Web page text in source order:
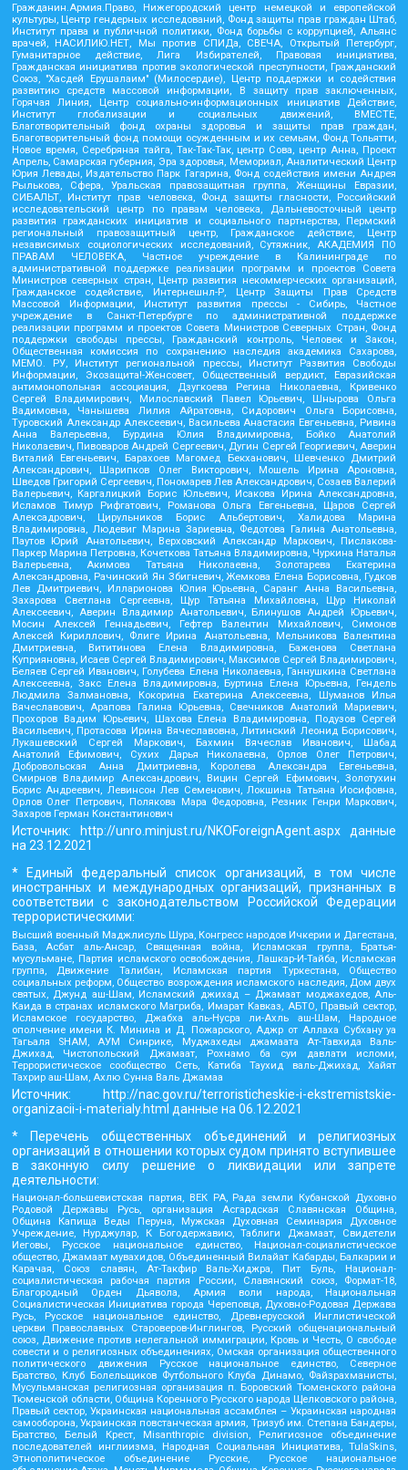
Гражданин.Армия.Право, Нижегородский центр немецкой и европейской
культуры, Центр гендерных исследований, Фонд защиты прав граждан Штаб,
Институт права и публичной политики, Фонд борьбы с коррупцией, Альянс
врачей, НАСИЛИЮ.НЕТ, Мы против СПИДа, СВЕЧА, Открытый Петербург,
Гуманитарное действие, Лига Избирателей, Правовая инициатива,
Гражданская инициатива против экологической преступности, Гражданский
Союз, "Хасдей Ерушалаим" (Милосердие), Центр поддержки и содействия
развитию средств массовой информации, В защиту прав заключенных,
Горячая Линия, Центр социально-информационных инициатив Действие,
Институт глобализации и социальных движений, ВМЕСТЕ,
Благотворительный фонд охраны здоровья и защиты прав граждан,
Благотворительный фонд помощи осужденным и их семьям, Фонд Тольятти,
Новое время, Серебряная тайга, Так-Так-Так, центр Сова, центр Анна, Проект
Апрель, Самарская губерния, Эра здоровья, Мемориал, Аналитический Центр
Юрия Левады, Издательство Парк Гагарина, Фонд содействия имени Андрея
Рылькова, Сфера, Уральская правозащитная группа, Женщины Евразии,
СИБАЛЬТ, Институт прав человека, Фонд защиты гласности, Российский
исследовательский центр по правам человека, Дальневосточный центр
развития гражданских инициатив и социального партнерства, Пермский
региональный правозащитный центр, Гражданское действие, Центр
независимых социологических исследований, Сутяжник, АКАДЕМИЯ ПО
ПРАВАМ ЧЕЛОВЕКА, Частное учреждение в Калининграде по
административной поддержке реализации программ и проектов Совета
Министров северных стран, Центр развития некоммерческих организаций,
Гражданское содействие, Интернешнл-Р, Центр Защиты Прав Средств
Массовой Информации, Институт развития прессы - Сибирь, Частное
учреждение в Санкт-Петербурге по административной поддержке
реализации программ и проектов Совета Министров Северных Стран, Фонд
поддержки свободы прессы, Гражданский контроль, Человек и Закон,
Общественная комиссия по сохранению наследия академика Сахарова,
МЕМО. РУ, Институт региональной прессы, Институт Развития Свободы
Информации, Экозащита!-Женсовет, Общественный вердикт, Евразийская
антимонопольная ассоциация, Дзугкоева Регина Николаевна, Кривенко
Сергей Владимирович, Милославский Павел Юрьевич, Шнырова Ольга
Вадимовна, Чанышева Лилия Айратовна, Сидорович Ольга Борисовна,
Туровский Александр Алексеевич, Васильева Анастасия Евгеньевна, Ривина
Анна Валерьевна, Бурдина Юлия Владимировна, Бойко Анатолий
Николаевич, Пивоваров Андрей Сергеевич, Дугин Сергей Георгиевич, Аверин
Виталий Евгеньевич, Барахоев Магомед Бекханович, Шевченко Дмитрий
Александрович, Шарипков Олег Викторович, Мошель Ирина Ароновна,
Шведов Григорий Сергеевич, Пономарев Лев Александрович, Созаев Валерий
Валерьевич, Каргалицкий Борис Юльевич, Исакова Ирина Александровна,
Исламов Тимур Рифгатович, Романова Ольга Евгеньевна, Щаров Сергей
Алексадрович, Цирульников Борис Альбертович, Халидова Марина
Владимировна, Людевиг Марина Зариевна, Федотова Галина Анатольевна,
Паутов Юрий Анатольевич, Верховский Александр Маркович, Пислакова-
Паркер Марина Петровна, Кочеткова Татьяна Владимировна, Чуркина Наталья
Валерьевна, Акимова Татьяна Николаевна, Золотарева Екатерина
Александровна, Рачинский Ян Збигневич, Жемкова Елена Борисовна, Гудков
Лев Дмитриевич, Илларионова Юлия Юрьевна, Саранг Анна Васильевна,
Захарова Светлана Сергеевна, Щур Татьяна Михайловна, Щур Николай
Алексеевич, Аверин Владимир Анатольевич, Блинушов Андрей Юрьевич,
Мосин Алексей Геннадьевич, Гефтер Валентин Михайлович, Симонов
Алексей Кириллович, Флиге Ирина Анатольевна, Мельникова Валентина
Дмитриевна, Вититинова Елена Владимировна, Баженова Светлана
Куприяновна, Исаев Сергей Владимирович, Максимов Сергей Владимирович,
Беляев Сергей Иванович, Голубева Елена Николаевна, Ганнушкина Светлана
Алексеевна, Закс Елена Владимировна, Буртина Елена Юрьевна, Гендель
Людмила Залмановна, Кокорина Екатерина Алексеевна, Шуманов Илья
Вячеславович, Арапова Галина Юрьевна, Свечников Анатолий Мариевич,
Прохоров Вадим Юрьевич, Шахова Елена Владимировна, Подузов Сергей
Васильевич, Протасова Ирина Вячеславовна, Литинский Леонид Борисович,
Лукашевский Сергей Маркович, Бахмин Вячеслав Иванович, Шабад
Анатолий Ефимович, Сухих Дарья Николаевна, Орлов Олег Петрович,
Добровольская Анна Дмитриевна, Королева Александра Евгеньевна,
Смирнов Владимир Александрович, Вицин Сергей Ефимович, Золотухин
Борис Андреевич, Левинсон Лев Семенович, Локшина Татьяна Иосифовна,
Орлов Олег Петрович, Полякова Мара Федоровна, Резник Генри Маркович,
Захаров Герман Константинович
Источник: http://unro.minjust.ru/NKOForeignAgent.aspx данные
на 23.12.2021
* Единый федеральный список организаций, в том числе
иностранных и международных организаций, признанных в
соответствии с законодательством Российской Федерации
террористическими:
Высший военный Маджлисуль Шура, Конгресс народов Ичкерии и Дагестана,
База, Асбат аль-Ансар, Священная война, Исламская группа, Братья-
мусульмане, Партия исламского освобождения, Лашкар-И-Тайба, Исламская
группа, Движение Талибан, Исламская партия Туркестана, Общество
социальных реформ, Общество возрождения исламского наследия, Дом двух
святых, Джунд аш-Шам, Исламский джихад – Джамаат моджахедов, Аль-
Каида в странах исламского Магриба, Имарат Кавказ, АБТО, Правый сектор,
Исламское государство, Джабха аль-Нусра ли-Ахль аш-Шам, Народное
ополчение имени К. Минина и Д. Пожарского, Аджр от Аллаха Субхану уа
Тагьаля SHAM, АУМ Синрике, Муджахеды джамаата Ат-Тавхида Валь-
Джихад, Чистопольский Джамаат, Рохнамо ба суи давлати исломи,
Террористическое сообщество Сеть, Катиба Таухид валь-Джихад, Хайят
Тахрир аш-Шам, Ахлю Сунна Валь Джамаа
Источник: http://nac.gov.ru/terroristicheskie-i-ekstremistskie-
organizacii-i-materialy.html данные на 06.12.2021
* Перечень общественных объединений и религиозных
организаций в отношении которых судом принято вступившее
в законную силу решение о ликвидации или запрете
деятельности:
Национал-большевистская партия, ВЕК РА, Рада земли Кубанской Духовно
Родовой Державы Русь, организация Асгардская Славянская Община,
Община Капища Веды Перуна, Мужская Духовная Семинария Духовное
Учреждение, Нурджулар, К Богодержавию, Таблиги Джамаат, Свидетели
Иеговы, Русское национальное единство, Национал-социалистическое
общество, Джамаат мувахидов, Объединенный Вилайат Кабарды, Балкарии и
Карачая, Союз славян, Ат-Такфир Валь-Хиджра, Пит Буль, Национал-
социалистическая рабочая партия России, Славянский союз, Формат-18,
Благородный Орден Дьявола, Армия воли народа, Национальная
Социалистическая Инициатива города Череповца, Духовно-Родовая Держава
Русь, Русское национальное единство, Древнерусской Инглистической
церкви Православных Староверов-Инглингов, Русский общенациональный
союз, Движение против нелегальной иммиграции, Кровь и Честь, О свободе
совести и о религиозных объединениях, Омская организация общественного
политического движения Русское национальное единство, Северное
Братство, Клуб Болельщиков Футбольного Клуба Динамо, Файзрахманисты,
Мусульманская религиозная организация п. Боровский Тюменского района
Тюменской области, Община Коренного Русского народа Щелковского района,
Правый сектор, Украинская национальная ассамблея – Украинская народная
самооборона, Украинская повстанческая армия, Тризуб им. Степана Бандеры,
Братство, Белый Крест, Misanthropic division, Религиозное объединение
последователей инглиизма, Народная Социальная Инициатива, TulaSkins,
Этнополитическое объединение Русские, Русское национальное